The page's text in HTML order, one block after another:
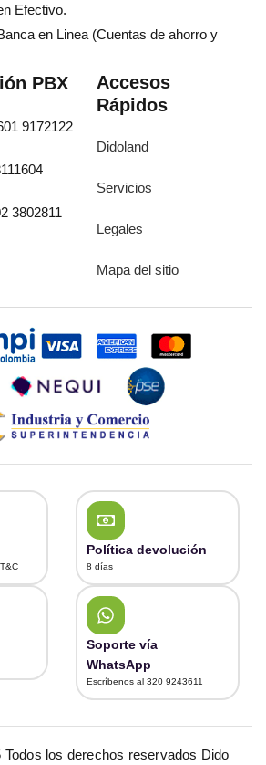
Efectivo.
en Linea (Cuentas de ahorro y
PBX
9172122
3802811
Accesos
Rápidos
Didoland
Servicios
Legales
Mapa del sitio
Política devolución
8 días
Soporte vía
WhatsApp
Escríbenos al 320 9243611
los derechos reservados Dido